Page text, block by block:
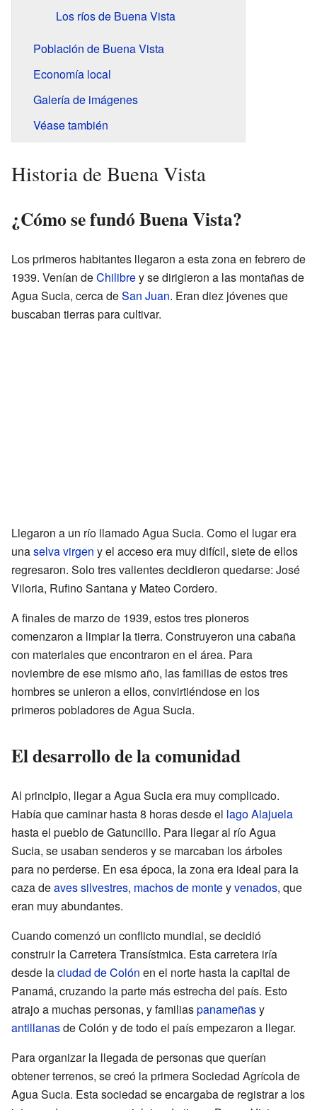
Los ríos de Buena Vista
Población de Buena Vista
Economía local
Galería de imágenes
Véase también
Historia de Buena Vista
¿Cómo se fundó Buena Vista?
Los primeros habitantes llegaron a esta zona en febrero de
1939. Venían deChilibrey se dirigieron a las montañas de
Agua Sucia, cerca deSan Juan. Eran diez jóvenes que
buscaban tierras para cultivar.
Llegaron a un río llamado Agua Sucia. Como el lugar era
unaselva virgen y el acceso era muy difícil, siete de ellos
regresaron. Solo tres valientes decidieron quedarse: José
Viloria, Rufino Santana y Mateo Cordero.
A finales de marzo de 1939, estos tres pioneros
comenzaron a limpiar la tierra. Construyeron una cabaña
con materiales que encontraron en el área. Para
noviembre de ese mismo año, las familias de estos tres
hombres se unieron a ellos, convirtiéndose en los
primeros pobladores de Agua Sucia.
El desarrollo de la comunidad
Al principio, llegar a Agua Sucia era muy complicado.
Había que caminar hasta 8 horas desde el lago Alajuela
hasta el pueblo de Gatuncillo. Para llegar al río Agua
Sucia, se usaban senderos y se marcaban los árboles
para no perderse. En esa época, la zona era ideal para la
caza deaves silvestres, machos de monteyvenados, que
eran muy abundantes.
Cuando comenzó un conflicto mundial, se decidió
construir la Carretera Transístmica. Esta carretera iría
desde laciudad de Colón en el norte hasta la capital de
Panamá, cruzando la parte más estrecha del país. Esto
atrajo a muchas personas, y familiaspanameñasy
antillanasde Colón y de todo el país empezaron a llegar.
Para organizar la llegada de personas que querían
obtener terrenos, se creó la primera Sociedad Agrícola de
Agua Sucia. Esta sociedad se encargaba de registrar a los